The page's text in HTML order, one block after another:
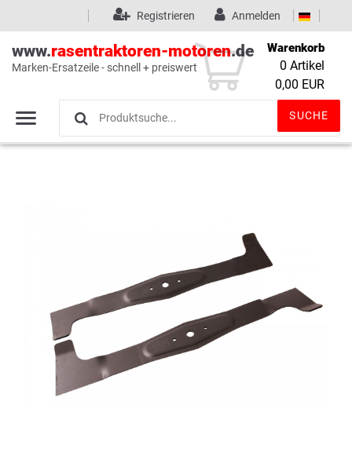
Wunschliste (0)
Anmelden
Registrieren
www.rasentraktoren-motoren.de
Marken-Ersatzeile - schnell + preiswert
SUCHE
Warenkorb
0 Artikel
0,00 EUR